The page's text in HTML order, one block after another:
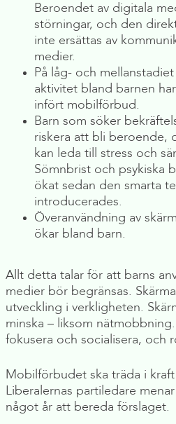
Beroendet av digitala
störningar, och den
inte ersättas av
medier.
På låg- och
aktivitet bland barnen
infört mobilförbud.
Barn som söker
riskera att bli beroende,
kan leda till stress och
Sömnbrist och psykiska
ökat sedan den smarta
introducerades.
Överanvändning av
ökar bland barn.
Allt detta talar för att barns
medier bör begränsas.
utveckling i verkligheten.
minska – liksom
fokusera och socialisera, och
Mobilförbudet ska träda i
Liberalernas partiledare
något år att bereda förslaget.